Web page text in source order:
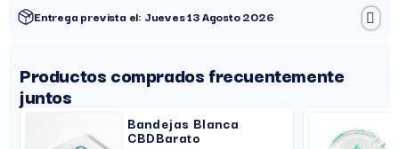
Entrega prevista el: Jueves 13 Agosto 2026
Productos comprados frecuentemente
juntos
Bandejas Blanca
CBDBarato